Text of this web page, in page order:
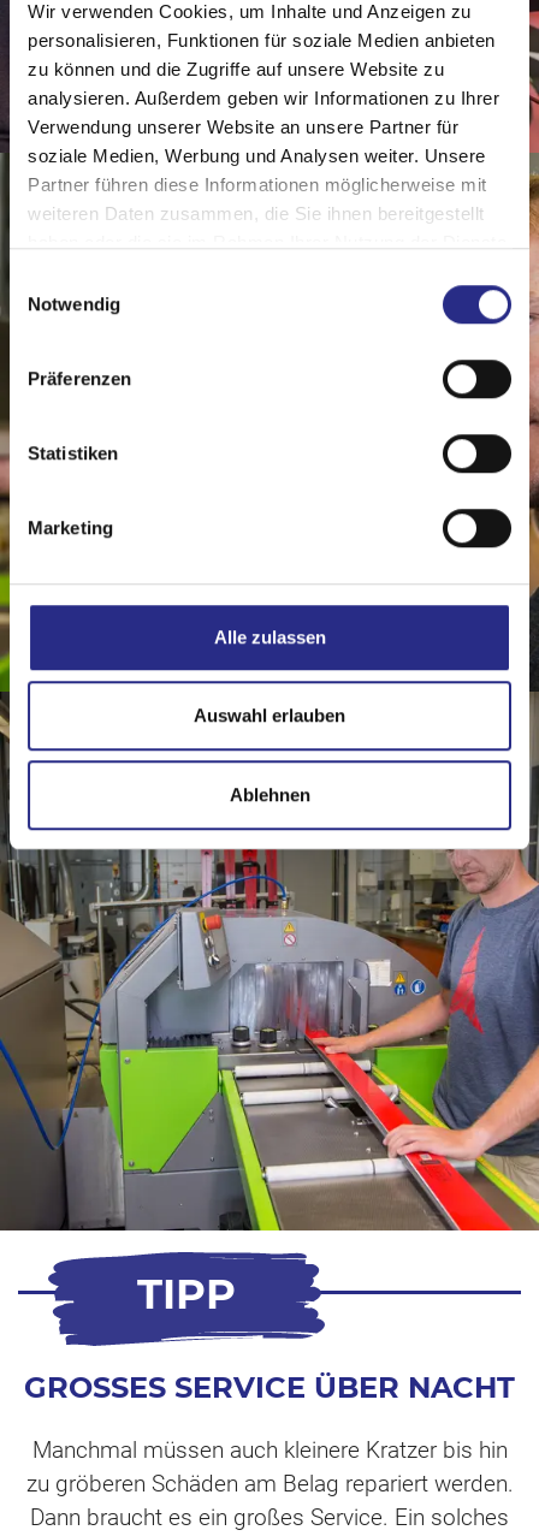
Wir verwenden Cookies, um Inhalte und Anzeigen zu
personalisieren, Funktionen für soziale Medien anbieten
zu können und die Zugriffe auf unsere Website zu
analysieren. Außerdem geben wir Informationen zu Ihrer
Verwendung unserer Website an unsere Partner für
soziale Medien, Werbung und Analysen weiter. Unsere
Partner führen diese Informationen möglicherweise mit
weiteren Daten zusammen, die Sie ihnen bereitgestellt
Notwendig
Präferenzen
Statistiken
Marketing
Alle zulassen
Auswahl erlauben
Ablehnen
TIPP
GROSSES SERVICE ÜBER NACHT
Manchmal müssen auch kleinere Kratzer bis hin
zu gröberen Schäden am Belag repariert werden.
Dann braucht es ein großes Service. Ein solches